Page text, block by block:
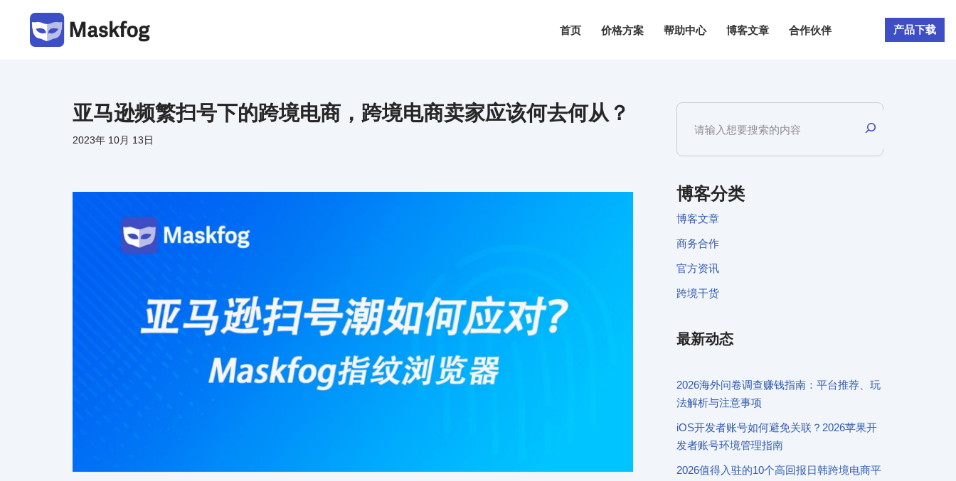
首页 价格方案 帮助中心 博客文章 合作伙伴 产品下载
亚马逊频繁扫号下的跨境电商，跨境电商卖家应该何去何从？
2023年 10月 13日
博客分类
博客文章
商务合作
官方资讯
跨境干货
最新动态
2026海外问卷调查赚钱指南：平台推荐、玩
法解析与注意事项
iOS开发者账号如何避免关联？2026苹果开
发者账号环境管理指南
2026值得入驻的10个高回报日韩跨境电商平